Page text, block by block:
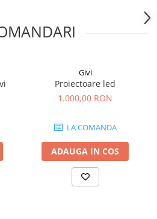
Givi
Proiectoare led
1.000,00 RON
LA COMANDA
ADAUGA IN COS